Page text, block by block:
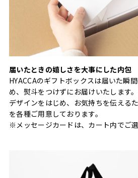
届いたときの嬉しさを大事にした内包
HYACCAのギフトボックスは届いた瞬
め、熨斗をつけずにお届けいたします
デザインをはじめ、お気持ちを伝える
を各種ご用意しております。
※メッセージカードは、カート内でご選